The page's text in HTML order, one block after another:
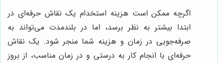
اگرچه ممکن است هزینه استخدام یک نقاش حرفه‌ای در
ابتدا بیشتر به نظر برسد، اما در بلندمدت می‌تواند به
صرفه‌جویی در زمان و هزینه شما منجر شود. یک نقاش
حرفه‌ای با انجام کار به درستی و در زمان مناسب، از بروز